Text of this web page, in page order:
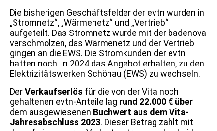
Die bisherigen Geschäftsfelder der evtn wurden in
„Stromnetz“, „Wärmenetz“ und „Vertrieb“
aufgeteilt. Das Stromnetz wurde mit der badenova
verschmolzen, das Wärmenetz und der Vertrieb
gingen an die EWS. Die Stromkunden der evtn
hatten noch in 2024 das Angebot erhalten, zu den
Elektrizitätswerken Schönau (EWS) zu wechseln.
DerVerkaufserlös für die von der Vita noch
gehaltenen evtn-Anteile lag rund 22.000 € über
dem ausgewiesenen Buchwert aus dem Vita-
Jahresabschluss 2023. Dieser Betrag zahlt mit